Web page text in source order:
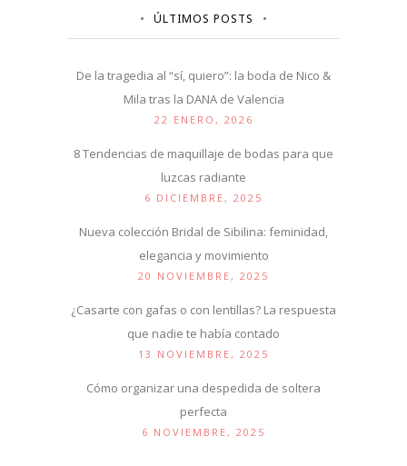
ÚLTIMOS POSTS
De la tragedia al “sí, quiero”: la boda de Nico &
Mila tras la DANA de Valencia
22 ENERO, 2026
8 Tendencias de maquillaje de bodas para que
luzcas radiante
6 DICIEMBRE, 2025
Nueva colección Bridal de Sibilina: feminidad,
elegancia y movimiento
20 NOVIEMBRE, 2025
¿Casarte con gafas o con lentillas? La respuesta
que nadie te había contado
13 NOVIEMBRE, 2025
Cómo organizar una despedida de soltera
perfecta
6 NOVIEMBRE, 2025